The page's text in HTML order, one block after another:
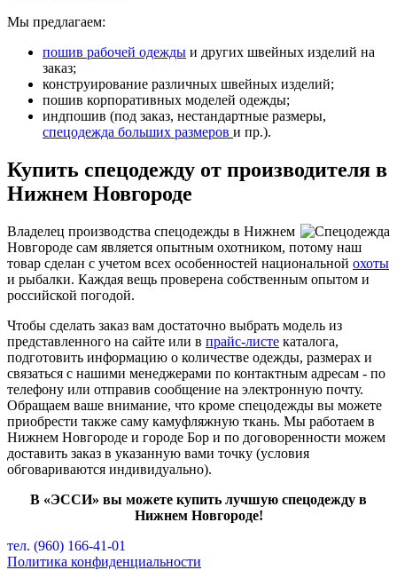
Мы предлагаем:
пошив рабочей одежды и других швейных изделий на
заказ;
конструирование различных швейных изделий;
пошив корпоративных моделей одежды;
индпошив (под заказ, нестандартные размеры,
спецодежда больших размеров и пр.).
Купить спецодежду от производителя в
Нижнем Новгороде
Владелец производства спецодежды в Нижнем
Новгороде сам является опытным охотником, потому наш
товар сделан с учетом всех особенностей национальной охоты
и рыбалки. Каждая вещь проверена собственным опытом и
российской погодой.
Чтобы сделать заказ вам достаточно выбрать модель из
представленного на сайте или в прайс-листе каталога,
подготовить информацию о количестве одежды, размерах и
связаться с нашими менеджерами по контактным адресам - по
телефону или отправив сообщение на электронную почту.
Обращаем ваше внимание, что кроме спецодежды вы можете
приобрести также саму камуфляжную ткань. Мы работаем в
Нижнем Новгороде и городе Бор и по договоренности можем
доставить заказ в указанную вами точку (условия
обговариваются индивидуально).
В «ЭССИ» вы можете купить лучшую спецодежду в
Нижнем Новгороде!
тел. (960) 166-41-01
Политика конфиденциальности